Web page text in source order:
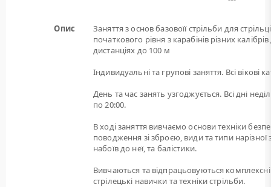
Опис
Заняття з основ базовоїї стрільби для
початкового рівня з карабінів різних
дистанціях до 100 м
Індивидуальні та групові заняття. Всі вікові
День та час занять узгоджується. Всі дні
по 20:00.
В ході заняття вивчаємо основи техніки
поводження зі зброєю, види та типи нарізної
набоїв до неї, та балістики.
Вивчаються та відпрацьовуються комплексні
стрілецькі навички та техніки стрільби.